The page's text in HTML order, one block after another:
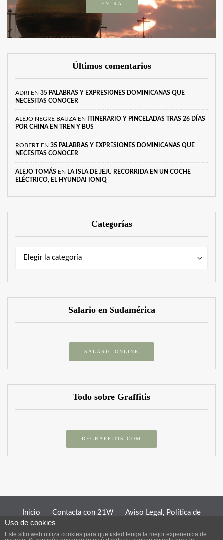
ENTRA
Últimos comentarios
ADRI EN 35 PALABRAS Y EXPRESIONES DOMINICANAS QUE
NECESITAS CONOCER
ALEJO NEGRE BAUZA EN
ITINERARIO Y PINCELADAS TRAS 26 DÍAS
POR CHINA EN TREN Y BUS
ROBERT EN 35 PALABRAS Y EXPRESIONES DOMINICANAS QUE
NECESITAS CONOCER
ALEJO TOMÁS EN LA ISLA DE JEJU RECORRIDA EN UN COCHE
ELÉCTRICO, EL HYUNDAI IONIQ
Categorías
Elegir la categoría
Categorías
Salario en Sudamérica
SALARIO ONLINE
Todo sobre Graffitis
DEGRAFFITIS.COM
Inicio Contacta con 21W
Aviso Legal, Política de
El contenido de 21W pertenece a Alejo Tomás y
Uso de cookies
Este sitio web utiliza cookies para que usted tenga la mejor experiencia de